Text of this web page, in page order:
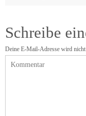
Schreibe
Deine E-Mail-Adresse wird